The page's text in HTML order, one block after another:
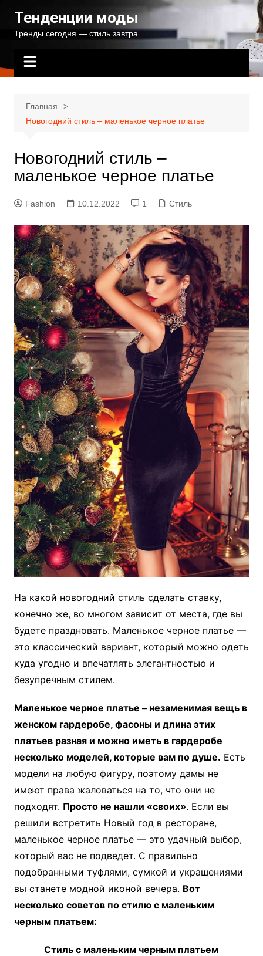
содержимому
Тенденции моды
Тренды сегодня — стиль завтра.
Главная
Новогодний стиль – маленькое черное платье
Новогодний стиль –
маленькое черное платье
Fashion 10.12.2022 1 Стиль
На какой новогодний стиль сделать ставку,
конечно же, во многом зависит от места, где вы
будете праздновать. Маленькое черное платье —
это классический вариант, который можно одеть
куда угодно и впечатлять элегантностью и
безупречным стилем.
Маленькое черное платье – незаменимая вещь в
женском гардеробе, фасоны и длина этих
платьев разная и можно иметь в гардеробе
несколько моделей, которые вам по душе. Есть
модели на любую фигуру, поэтому дамы не
имеют права жаловаться на то, что они не
подходят. Просто не нашли «своих». Если вы
решили встретить Новый год в ресторане,
маленькое черное платье — это удачный выбор,
который вас не подведет. С правильно
подобранными туфлями, сумкой и украшениями
вы станете модной иконой вечера. Вот
несколько советов по стилю с маленьким
черным платьем:
Стиль с маленьким черным платьем